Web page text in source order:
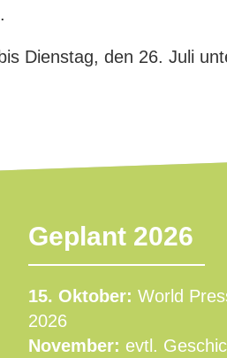
Dienstag, den 26. Juli
Geplant 2026
15. Oktober: World
2026
November: evtl.